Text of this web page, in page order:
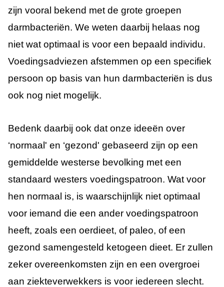
zijn vooral bekend met de grote groepen
darmbacteriën. We weten daarbij helaas nog
niet wat optimaal is voor een bepaald individu.
Voedingsadviezen afstemmen op een specifiek
persoon op basis van hun darmbacteriën is dus
ook nog niet mogelijk.
Bedenk daarbij ook dat onze ideeën over
‘normaal' en ‘gezond' gebaseerd zijn op een
gemiddelde westerse bevolking met een
standaard westers voedingspatroon. Wat voor
hen normaal is, is waarschijnlijk niet optimaal
voor iemand die een ander voedingspatroon
heeft, zoals een oerdieet, of paleo, of een
gezond samengesteld ketogeen dieet. Er zullen
zeker overeenkomsten zijn en een overgroei
aan ziekteverwekkers is voor iedereen slecht.